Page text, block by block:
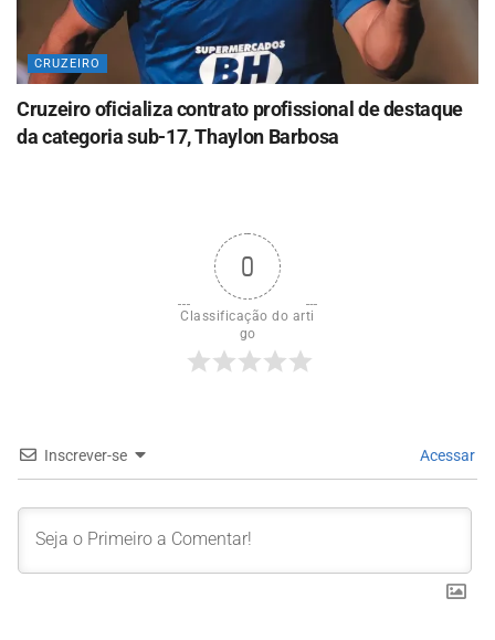
CRUZEIRO
Cruzeiro oficializa contrato profissional de destaque
da categoria sub-17, Thaylon Barbosa
0
Classificação do arti
go
Inscrever-se Acessar